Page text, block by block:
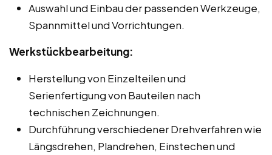
Auswahl und Einbau der passenden Werkzeuge,
Spannmittel und Vorrichtungen.
Werkstückbearbeitung:
Herstellung von Einzelteilen und
Serienfertigung von Bauteilen nach
technischen Zeichnungen.
Durchführung verschiedener Drehverfahren wie
Längsdrehen, Plandrehen, Einstechen und